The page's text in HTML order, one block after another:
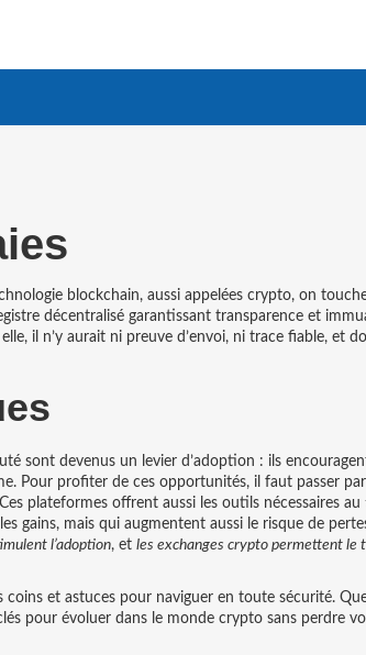
blockchain, aussi appelées crypto, on
décentralisé garantissant transparence et
elle, il n’y aurait ni preuve d’envoi, ni trace fiable, et
sont devenus un levier d’adoption : ils
Pour profiter de ces opportunités, il faut passer
plateformes offrent aussi les outils nécessaires au
gains, mais qui augmentent aussi le risque de
l’adoption, et les exchanges crypto permettent le
coins et astuces pour naviguer en toute sécurité.
pour évoluer dans le monde crypto sans perdre